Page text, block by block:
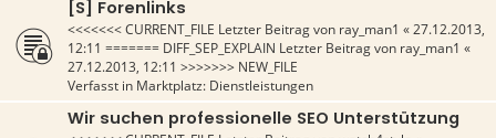
[S] Forenlinks
<<<<<<< CURRENT_FILE Letzter Beitrag von ray_man1 «27.12.2013,
12:11 ======= DIFF_SEP_EXPLAIN Letzter Beitrag von ray_man1 «
27.12.2013, 12:11 >>>>>>> NEW_FILE
Verfasst in Marktplatz: Dienstleistungen
Wir suchen professionelle SEO Unterstützung